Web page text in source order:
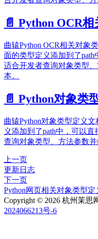
📄️ Python OCR
曲辕Python OCR相关对象
面的类型定义添加到了path
适合开发者查询对象类型
本。
📄️ Python对象类
曲辕Python对象类型定义
义添加到了path中，可以
查询对象类型、方法参数并
上一页
更新日志
下一页
Python网页相关对象类型定
Copyright © 2026 杭州茉思
2024066213号-6